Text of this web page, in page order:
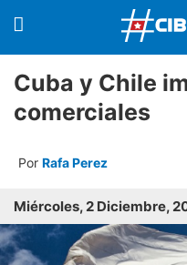
Cuba y Chile
comerciales
Por Rafa Perez
Miércoles, 2 Diciembre,